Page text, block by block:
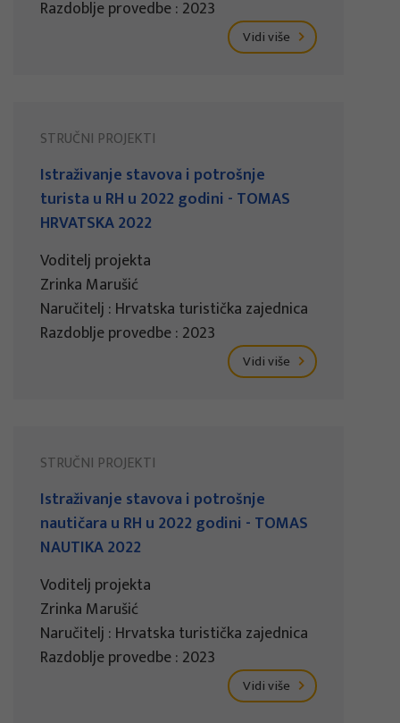
Razdoblje provedbe : 2023
Vidi više
STRUČNI PROJEKTI
Istraživanje stavova i potrošnje
turista u RH u 2022 godini - TOMAS
HRVATSKA 2022
Voditelj projekta
Zrinka Marušić
Naručitelj : Hrvatska turistička zajednica
Razdoblje provedbe : 2023
Vidi više
STRUČNI PROJEKTI
Istraživanje stavova i potrošnje
nautičara u RH u 2022 godini - TOMAS
NAUTIKA 2022
Voditelj projekta
Zrinka Marušić
Naručitelj : Hrvatska turistička zajednica
Razdoblje provedbe : 2023
Vidi više